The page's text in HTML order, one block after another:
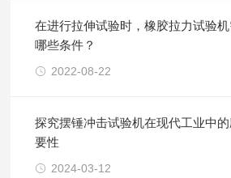
在进行拉伸试验时，橡胶拉力试验
哪些条件？
2022-08-22
探究摆锤冲击试验机在现代工业中
要性
2024-03-12